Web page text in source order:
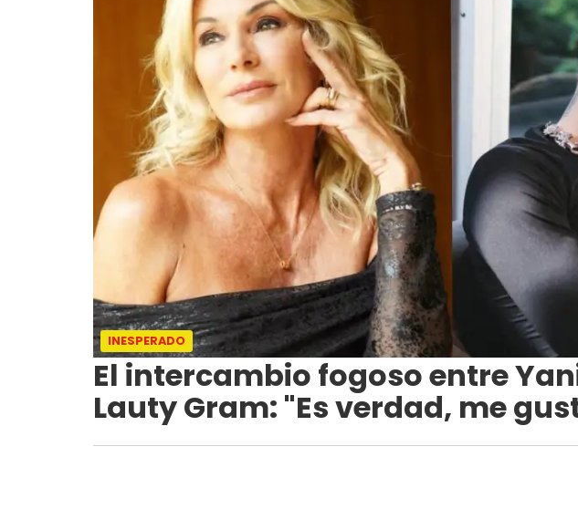
INESPERADO
El intercambio fogoso entre
Lauty Gram: "Es verdad, me